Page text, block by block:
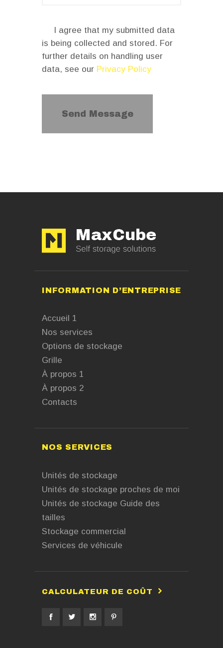
I agree that my submitted data
is being collected and stored. For
further details on handling user
data, see our Privacy Policy
Send Message
INFORMATION D’ENTREPRISE
Accueil 1
Nos services
Options de stockage
Grille
À propos 1
À propos 2
Contacts
NOS SERVICES
Unités de stockage
Unités de stockage proches de moi
Unités de stockage Guide des
tailles
Stockage commercial
Services de véhicule
CALCULATEUR DE COÛT